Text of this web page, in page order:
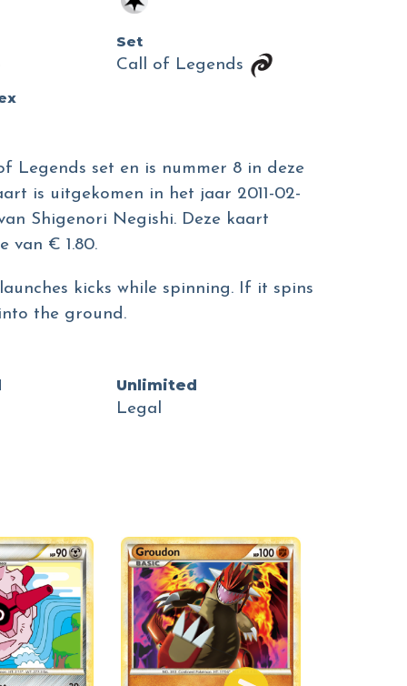
Set
Call of Legends
Legends set en is nummer 8 in deze
is uitgekomen in het jaar 2011-02-
Shigenori Negishi. Deze kaart
van € 1.80.
kicks while spinning. If it spins
the ground.
Unlimited
Legal